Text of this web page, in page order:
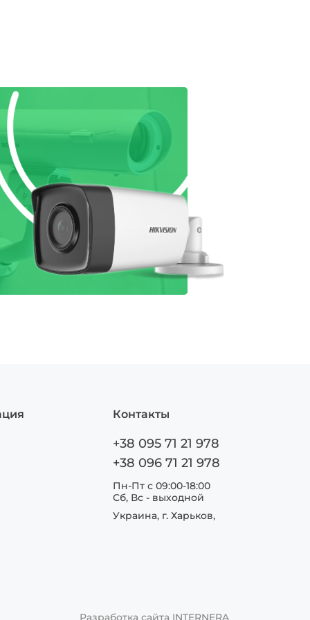
Контакты
+38 095 71 21 978
+38 096 71 21 978
Пн-Пт с 09:00-18:00
Сб, Вс - выходной
Украина, г. Харьков,
Разработка сайта INTERNERA